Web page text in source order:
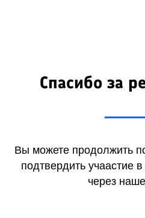
Спасибо за
Вы можете продолжить
подтвердить учаастие
через